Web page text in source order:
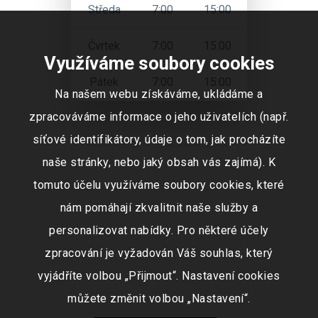
Středa 7:00 15:00
Čvrtek 7:00 15:00
Pátek 7:00 15:00
Využíváme soubory cookies
Na našem webu získáváme, ukládáme a
zpracováváme informace o jeho uživatelích (např.
síťové identifikátory, údaje o tom, jak procházíte
naše stránky, nebo jaký obsah vás zajímá). K
tomuto účelu využíváme soubory cookies, které
nám pomáhají zkvalitnit naše služby a
personalizovat nabídky. Pro některé účely
zpracování je vyžadován Váš souhlas, který
vyjádříte volbou „Přijmout“. Nastavení cookies
můžete změnit volbou „Nastavení“.